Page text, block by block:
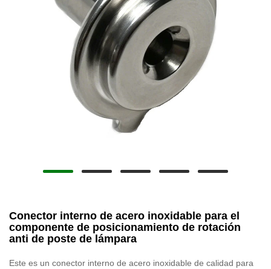
Conector interno de acero inoxidable para el
componente de posicionamiento de rotación
anti de poste de lámpara
Este es un conector interno de acero inoxidable de calidad para